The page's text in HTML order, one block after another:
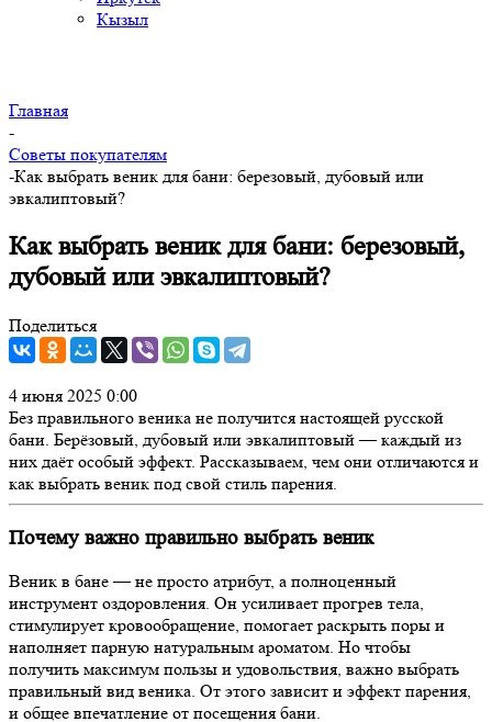
Кызыл
Главная
-
Советы покупателям
-Как выбрать веник для бани: березовый, дубовый или
эвкалиптовый?
Как выбрать веник для бани: березовый,
дубовый или эвкалиптовый?
Поделиться
4 июня 2025 0:00
Без правильного веника не получится настоящей русской
бани. Берёзовый, дубовый или эвкалиптовый — каждый из
них даёт особый эффект. Рассказываем, чем они отличаются и
как выбрать веник под свой стиль парения.
Почему важно правильно выбрать веник
Веник в бане — не просто атрибут, а полноценный
инструмент оздоровления. Он усиливает прогрев тела,
стимулирует кровообращение, помогает раскрыть поры и
наполняет парную натуральным ароматом. Но чтобы
получить максимум пользы и удовольствия, важно выбрать
правильный вид веника. От этого зависит и эффект парения,
и общее впечатление от посещения бани.